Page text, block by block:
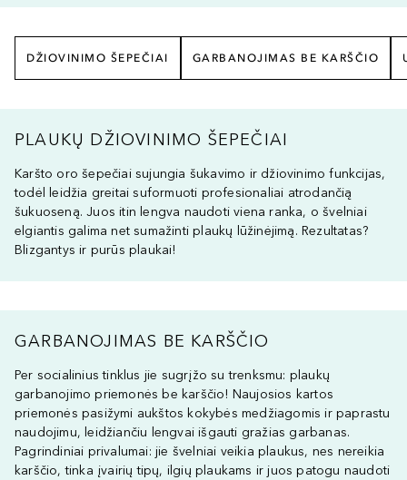
DŽIOVINIMO ŠEPEČIAI GARBANOJIMAS BE KARŠČIO
PLAUKŲ DŽIOVINIMO ŠEPEČIAI
Karšto oro šepečiai sujungia šukavimo ir džiovinimo funkcijas,
todėl leidžia greitai suformuoti profesionaliai atrodančią
šukuoseną. Juos itin lengva naudoti viena ranka, o švelniai
elgiantis galima net sumažinti plaukų lūžinėjimą. Rezultatas?
Blizgantys ir purūs plaukai!
GARBANOJIMAS BE KARŠČIO
Per socialinius tinklus jie sugrįžo su trenksmu: plaukų
garbanojimo priemonės be karščio! Naujosios kartos
priemonės pasižymi aukštos kokybės medžiagomis ir paprastu
naudojimu, leidžiančiu lengvai išgauti gražias garbanas.
Pagrindiniai privalumai: jie švelniai veikia plaukus, nes nereikia
karščio, tinka įvairių tipų, ilgių plaukams ir juos patogu naudoti